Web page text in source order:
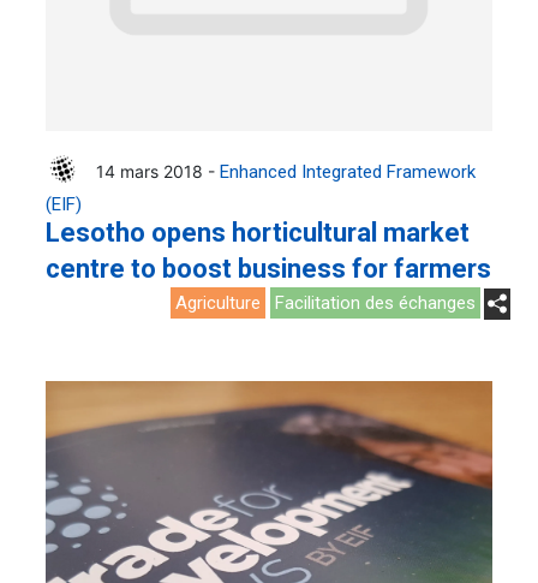
14 mars 2018 - Enhanced Integrated Framework
(EIF)
Lesotho opens horticultural market
centre to boost business for farmers
Agriculture Facilitation des échanges